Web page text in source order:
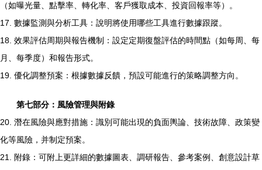
（如曝光量、點擊率、轉化率、客戶獲取成本、投資回報率等）。
17. 數據監測與分析工具：說明將使用哪些工具進行數據跟蹤。
18. 效果評估周期與報告機制：設定定期復盤評估的時間點（如每周、每
月、每季度）和報告形式。
19. 優化調整預案：根據數據反饋，預設可能進行的策略調整方向。
第七部分：風險管理與附錄
20. 潛在風險與應對措施：識別可能出現的負面輿論、技術故障、政策變
化等風險，并制定預案。
21. 附錄：可附上更詳細的數據圖表、調研報告、參考案例、創意設計草